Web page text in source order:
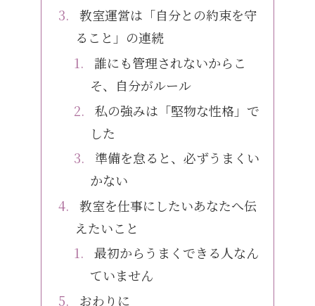
教室運営は「自分との約束を守
ること」の連続
誰にも管理されないからこ
そ、自分がルール
私の強みは「堅物な性格」で
した
準備を怠ると、必ずうまくい
かない
教室を仕事にしたいあなたへ伝
えたいこと
最初からうまくできる人なん
ていません
おわりに